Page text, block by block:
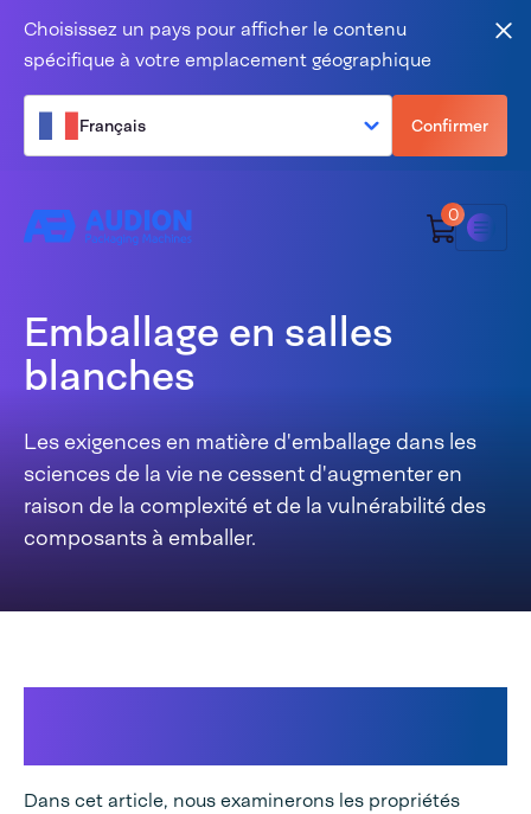
Choisissez un pays pour afficher le contenu
spécifique à votre emplacement géographique
Français Confirmer
0
Menu
Emballage en salles
blanches
Les exigences en matière d'emballage dans les
sciences de la vie ne cessent d'augmenter en
raison de la complexité et de la vulnérabilité des
composants à emballer.
Dans cet article, nous examinerons les propriétés